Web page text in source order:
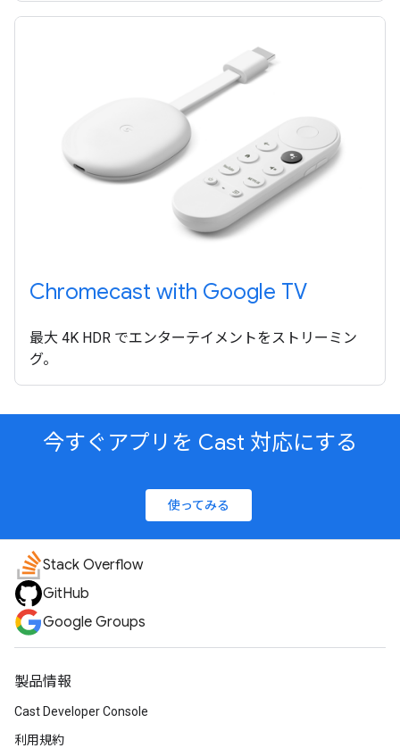
Chromecast with Google TV
最大 4K HDR でエンターテイメントをストリーミン
グ。
今すぐアプリを Cast 対応にする
使ってみる
Stack Overflow
GitHub
Google Groups
製品情報
Cast Developer Console
利用規約